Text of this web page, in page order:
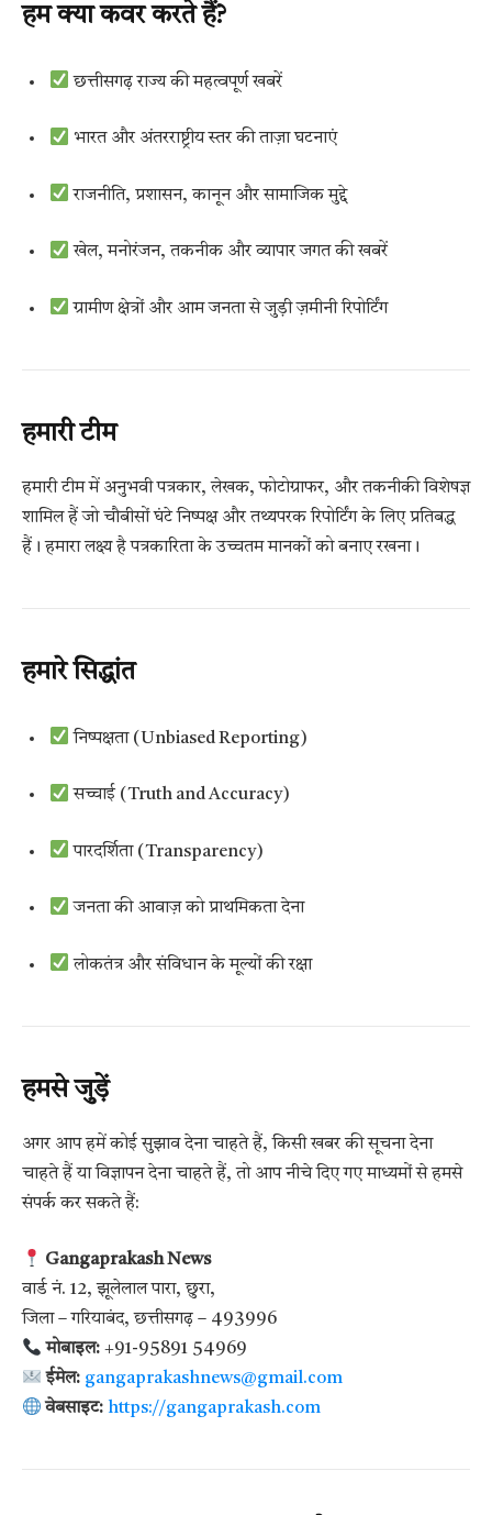
हम क्या कवर करते हैं?
छत्तीसगढ़ राज्य की महत्वपूर्ण खबरें
भारत और अंतरराष्ट्रीय स्तर की ताज़ा घटनाएं
राजनीति, प्रशासन, कानून और सामाजिक मुद्दे
खेल, मनोरंजन, तकनीक और व्यापार जगत की खबरें
ग्रामीण क्षेत्रों और आम जनता से जुड़ी ज़मीनी रिपोर्टिंग
हमारी टीम
हमारी टीम में अनुभवी पत्रकार, लेखक, फोटोग्राफर, और तकनीकी विशेषज्ञ
शामिल हैं जो चौबीसों घंटे निष्पक्ष और तथ्यपरक रिपोर्टिंग के लिए प्रतिबद्ध
हैं। हमारा लक्ष्य है पत्रकारिता के उच्चतम मानकों को बनाए रखना।
हमारे सिद्धांत
निष्पक्षता (Unbiased Reporting)
सच्चाई (Truth and Accuracy)
पारदर्शिता (Transparency)
जनता की आवाज़ को प्राथमिकता देना
लोकतंत्र और संविधान के मूल्यों की रक्षा
हमसे जुड़ें
अगर आप हमें कोई सुझाव देना चाहते हैं, किसी खबर की सूचना देना
चाहते हैं या विज्ञापन देना चाहते हैं, तो आप नीचे दिए गए माध्यमों से हमसे
संपर्क कर सकते हैं:
Gangaprakash News
वार्ड नं. 12, झूलेलाल पारा, छुरा,
जिला – गरियाबंद, छत्तीसगढ़ – 493996
मोबाइल: +91-95891 54969
ईमेल: gangaprakashnews@gmail.com
वेबसाइट: https://gangaprakash.com